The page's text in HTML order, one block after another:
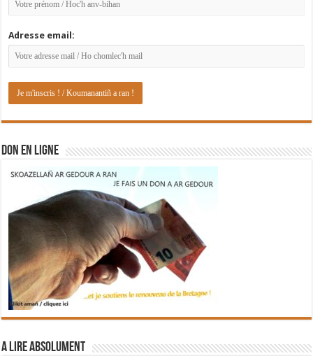
Adresse email:
DON EN LIGNE
A lire absolument